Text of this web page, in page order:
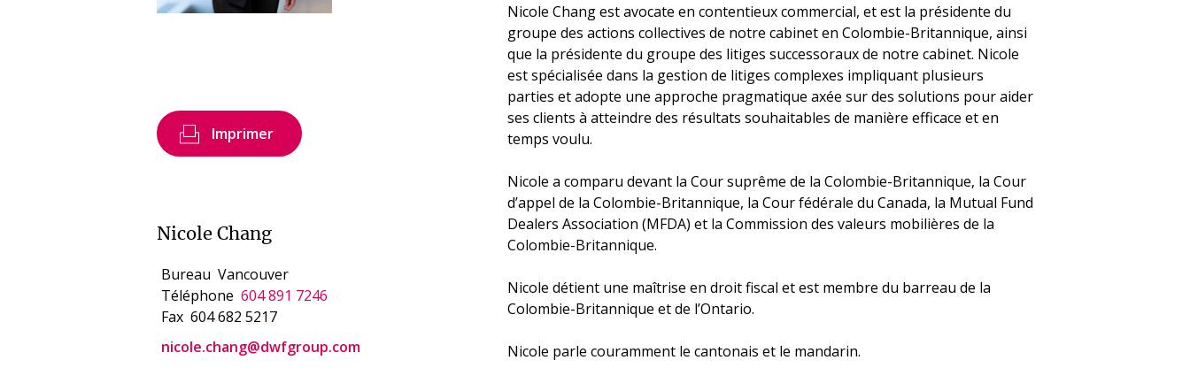
Imprimer
Nicole Chang
Bureau Vancouver
Téléphone 604 891 7246
Fax 604 682 5217
nicole.chang@dwfgroup.com
Nicole Chang est avocate en contentieux commercial, et est la présidente du
groupe des actions collectives de notre cabinet en Colombie-Britannique, ainsi
que la présidente du groupe des litiges successoraux de notre cabinet. Nicole
est spécialisée dans la gestion de litiges complexes impliquant plusieurs
parties et adopte une approche pragmatique axée sur des solutions pour aider
ses clients à atteindre des résultats souhaitables de manière efficace et en
temps voulu.
Nicole a comparu devant la Cour suprême de la Colombie-Britannique, la Cour
d’appel de la Colombie-Britannique, la Cour fédérale du Canada, la Mutual Fund
Dealers Association (MFDA) et la Commission des valeurs mobilières de la
Colombie-Britannique.
Nicole détient une maîtrise en droit fiscal et est membre du barreau de la
Colombie-Britannique et de l’Ontario.
Nicole parle couramment le cantonais et le mandarin.